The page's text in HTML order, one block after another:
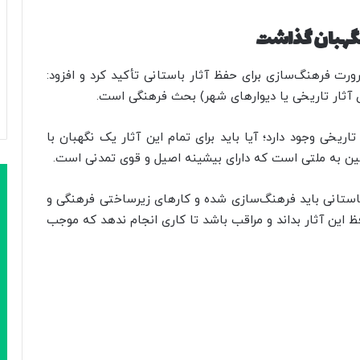
گذاشت
فرهنگ‌سازی برای حفظ آثار باستانی تأکید کرد و افزود:
تاریخی یا دیوارهای شهر) بحث فرهنگی است.
وجود دارد؛ آیا باید برای تمام این آثار یک نگهبان با
به ملتی است که دارای بیشینه اصیل و قوی تمدنی است.
باید فرهنگ‌سازی شده و کارهای زیرساختی فرهنگی و
این آثار بداند و مراقب باشد تا کاری انجام ندهد که موجب